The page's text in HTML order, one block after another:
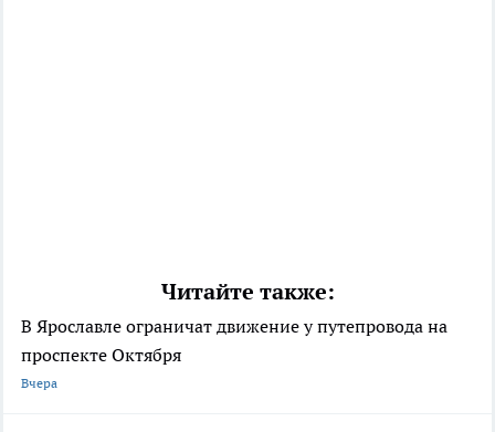
Читайте также:
В Ярославле ограничат движение у путепровода на
проспекте Октября
Вчера